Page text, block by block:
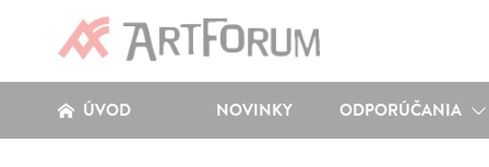
ÚVOD NOVINKY ODPORÚČANIA